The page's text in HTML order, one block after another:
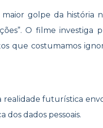
golpe da história
O filme investiga
que costumamos
realidade futurística
dos dados pessoais.